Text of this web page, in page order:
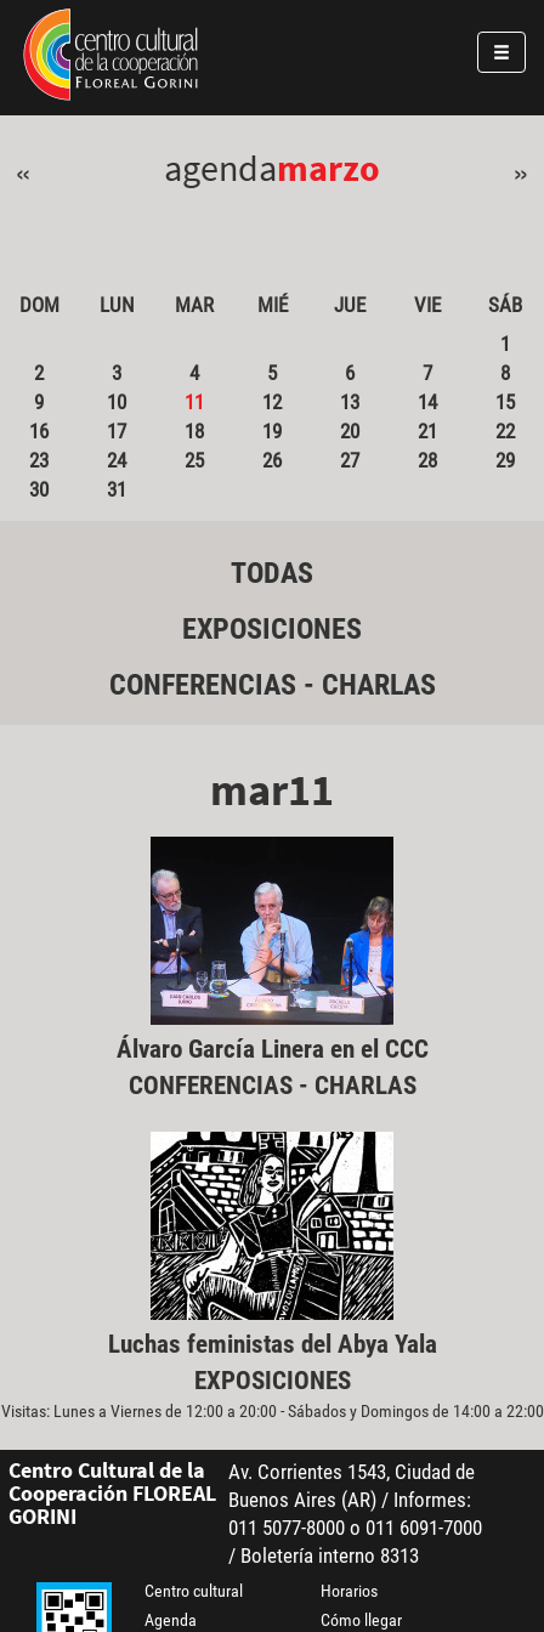
Pasar al contenido principal
Jump to main content
« agendamarzo »
DOM LUN MAR MIÉ JUE VIE
SÁB
1
2
3 4 5 6 7
8
9
10 11 12 13 14
15
16
17 18 19 20 21
22
23
24 25 26 27 28
29
30
31
TODAS
EXPOSICIONES
CONFERENCIAS - CHARLAS
mar11
Álvaro García Linera en el CCC
CONFERENCIAS - CHARLAS
Luchas feministas del Abya Yala
EXPOSICIONES
Visitas: Lunes a Viernes de 12:00 a 20:00 - Sábados y Domingos de 14:00 a 22:00
Centro Cultural de la
Cooperación FLOREAL
GORINI
Av. Corrientes 1543, Ciudad de
Buenos Aires (AR) / Informes:
011 5077-8000 o 011 6091-7000
/ Boletería interno 8313
Centro cultural
Agenda
Horarios
Cómo llegar